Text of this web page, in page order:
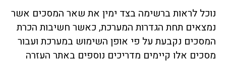
נוכל לראות ברשימה בצד ימין את שאר המסכים אשר
נמצאים תחת הגדרות המערכת, כאשר חשיבות הכרת
המסכים נקבעת על פי אופן השימוש במערכת ועבור
מסכים אלו קיימים מדריכים נוספים באתר העזרה